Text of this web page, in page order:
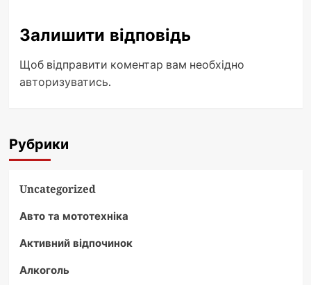
Залишити відповідь
Щоб відправити коментар вам необхідно
авторизуватись.
Рубрики
Uncategorized
Авто та мототехніка
Активний відпочинок
Алкоголь